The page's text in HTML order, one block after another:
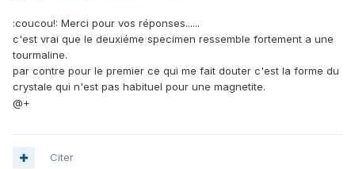
:coucou!: Merci pour vos réponses......
c'est vrai que le deuxiéme specimen ressemble fortement a une
tourmaline.
par contre pour le premier ce qui me fait douter c'est la forme du
crystale qui n'est pas habituel pour une magnetite.
@+
Citer